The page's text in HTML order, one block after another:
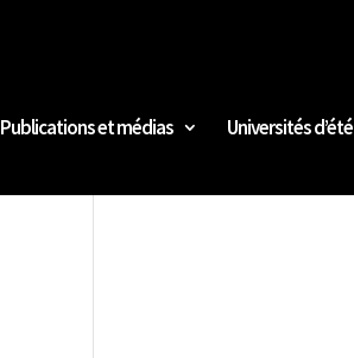
Publications et médias Universités d’été